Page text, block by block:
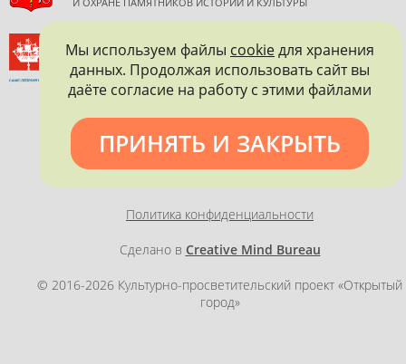
ИСТОРИИ И КУЛЬТУРЫ
САНКТ-ПЕТЕРБУРГСКОЕ ГОРОДСКОЕ ОТДЕЛЕНИЕ
Политика конфиденциальности
Сделано в Creative Mind Bureau
© 2016-2026 Культурно-просветительский проект «Открытый
город»
Мы используем файлы cookieдля хранения
данных. Продолжая использовать сайт вы
даёте согласие на работу с этими файлами
ПРИНЯТЬ И ЗАКРЫТЬ